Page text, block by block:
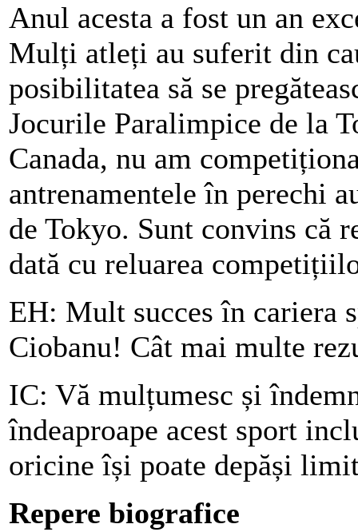
Anul acesta a fost un an
Mulți atleți au suferit din
posibilitatea să se
Jocurile Paralimpice de la
Canada, nu am
antrenamentele în perechi
de Tokyo. Sunt convins că
dată cu reluarea
EH: Mult succes în cariera
Ciobanu! Cât mai multe
IC: Vă mulțumesc și
îndeaproape acest sport
oricine își poate depăși
Repere biografice